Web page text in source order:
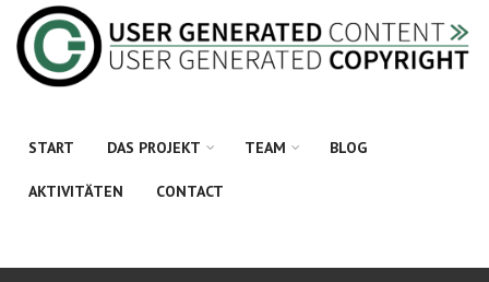
Direkt zum Inhalt
START DAS PROJEKT TEAM BLOG
AKTIVITÄTEN CONTACT